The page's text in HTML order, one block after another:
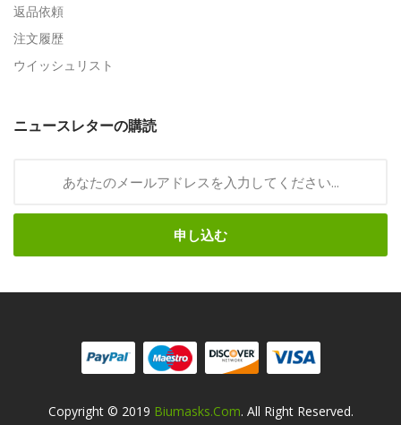
返品依頼
注文履歴
ウイッシュリスト
ニュースレターの購読
申し込む
Copyright © 2019 Biumasks.com. All Right Reserved.